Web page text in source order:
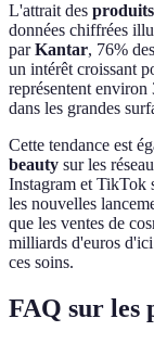
L'attrait des
données chiffrées
parKantar, 76%
un intérêt croissant
représentent environ
dans les grandes
Cette tendance est
beauty sur les
Instagram et TikTok
les nouvelles
que les ventes de
milliards d'euros
ces soins.
FAQ sur les